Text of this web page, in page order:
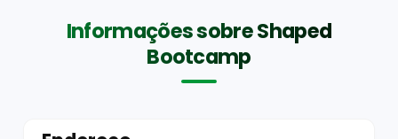
Informações sobre Shaped
Bootcamp